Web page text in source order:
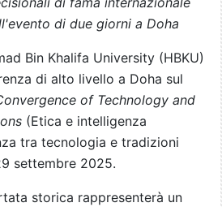
di due giorni a Doha
Bin Khalifa University (HBKU)
di alto livello a Doha sul
of Technology and
(Etica e intelligenza
tra tecnologia e tradizioni
settembre 2025.
storica rappresenterà un